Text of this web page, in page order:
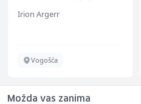
Irion Argerr
Vogošća
Možda vas zanima